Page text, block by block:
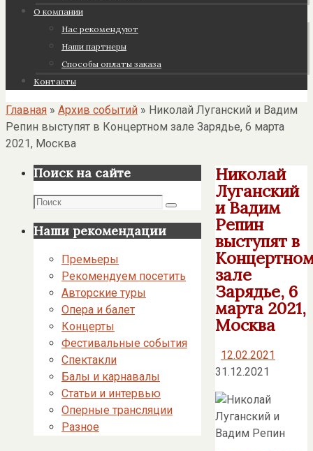
О компании
Нас рекомендуют
Наши партнеры
Cпособы оплаты заказа
Контакты
Главная » Архив событий » Николай Луганский и Вадим
Репин выступят в Концертном зале Зарядье, 6 марта
2021, Москва
Николай
Луганский
и Вадим
Репин
выступят в
зале
Зарядье, 6
марта 2021,
Москва
12.02.2021
31.12.2021
Поиск на сайте
Поиск
Поиск
Наши рекомендации
Премьеры
Рекомендуем посетить
Авторские туры
Опера и балет
Концерты
Фестивальные события
Спектакли
Балы и карнавалы
Статьи и интервью
Оперные трансляции
Разное